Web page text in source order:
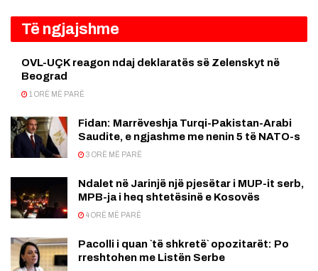
Të ngjajshme
OVL-UÇK reagon ndaj deklaratës së Zelenskyt në
Beograd
1 ORË MË PARË
Fidan: Marrëveshja Turqi-Pakistan-Arabi
Saudite, e ngjashme me nenin 5 të NATO-s
3 ORË MË PARË
Ndalet në Jarinjë një pjesëtar i MUP-it serb,
MPB-ja i heq shtetësinë e Kosovës
4 ORË MË PARË
Pacolli i quan `të shkretë` opozitarët: Po
rreshtohen me Listën Serbe